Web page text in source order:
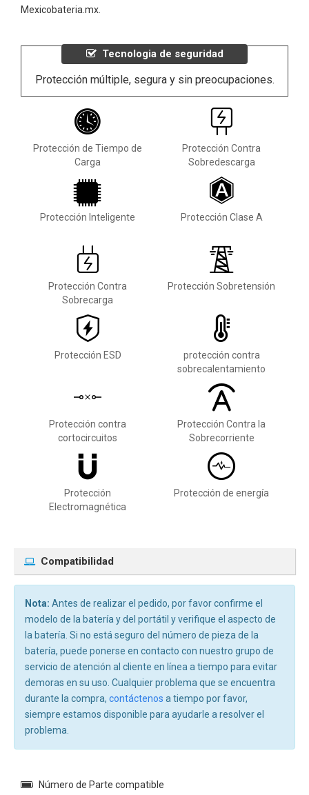
Mexicobateria.mx.
Tecnologia de seguridad
Protección múltiple, segura y sin preocupaciones.
Protección de Tiempo de
Carga
Protección Contra
Sobredescarga
Protección Inteligente Protección Clase A
Protección Contra
Sobrecarga
Protección Sobretensión
Protección ESD
protección contra
sobrecalentamiento
Protección contra
cortocircuitos
Protección Contra la
Sobrecorriente
Protección
Electromagnética
Protección de energía
Compatibilidad
Nota: Antes de realizar el pedido, por favor confirme el
modelo de la batería y del portátil y verifique el aspecto de
la batería. Si no está seguro del número de pieza de la
batería, puede ponerse en contacto con nuestro grupo de
servicio de atención al cliente en línea a tiempo para evitar
demoras en su uso. Cualquier problema que se encuentra
durante la compra, contáctenos a tiempo por favor,
siempre estamos disponible para ayudarle a resolver el
problema.
Número de Parte compatible